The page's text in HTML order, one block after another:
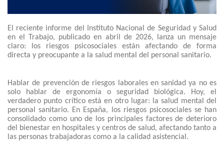
El reciente informe del Instituto Nacional de Seguridad y Salud
en el Trabajo, publicado en abril de 2026, lanza un mensaje
claro: los riesgos psicosociales están afectando de forma
directa y preocupante a la salud mental del personal sanitario.
Hablar de prevención de riesgos laborales en sanidad ya no es
solo hablar de ergonomía o seguridad biológica. Hoy, el
verdadero punto crítico está en otro lugar: la salud mental del
personal sanitario. En España, los riesgos psicosociales se han
consolidado como uno de los principales factores de deterioro
del bienestar en hospitales y centros de salud, afectando tanto a
las personas trabajadoras como a la calidad asistencial.